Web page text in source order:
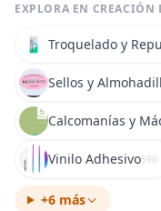
EXPLORA EN CREACIÓN
Troquelado y
Sellos y
Calcomanías y
Vinilo Adhesivo590
+6 más